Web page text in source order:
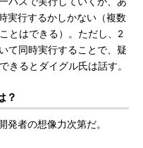
実行するかしかない（複数
とはできる）。ただし、2
て同時実行することで、疑
きるとダイグル氏は話す。
？
者の想像力次第だ。